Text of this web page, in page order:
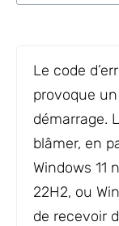
Le code
provoque
démarrage.
blâmer, en
Windows 11
22H2, ou
de recevoir